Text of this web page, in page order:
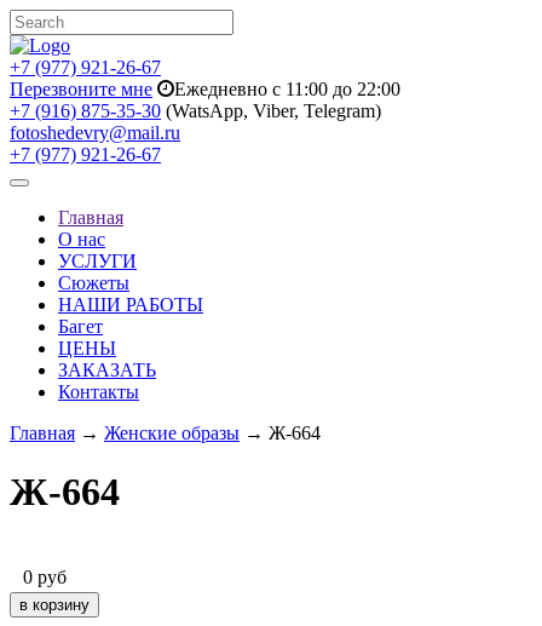
+7 (977) 921-26-67
Перезвоните мне
Ежедневно с 11:00 до 22:00
+7 (916) 875-35-30 (WatsApp, Viber, Telegram)
fotoshedevry@mail.ru
+7 (977) 921-26-67
Toggle
navigationГлавная
О нас
УСЛУГИ
Сюжеты
НАШИ РАБОТЫ
Багет
ЦЕНЫ
ЗАКАЗАТЬ
Контакты
Главная → Женские образы → Ж-664
Ж-664
0 руб